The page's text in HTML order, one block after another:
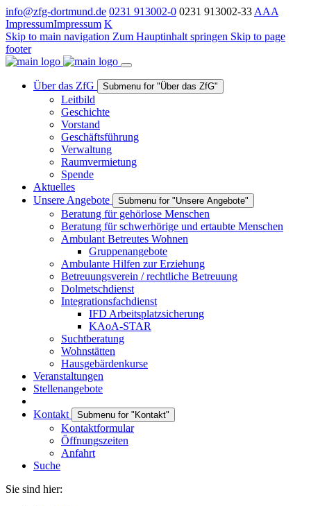
info@zfg-dortmund.de 0231 913002-0 0231 913002-33 AAA
ImpressumImpressum K
Skip to main navigation Zum Hauptinhalt springen Skip to page
footer
Über das ZfG Submenu for "Über das ZfG"
Leitbild
Geschichte
Vorstand
Geschäftsführung
Verwaltung
Raumvermietung
Spende
Aktuelles
Unsere Angebote
Submenu for "Unsere Angebote"
Beratung für gehörlose Menschen
Beratung für schwerhörige und ertaubte Menschen
Ambulant Betreutes Wohnen
Gruppenangebote
Ambulante Hilfen zur Erziehung
Betreuungsverein / rechtliche Betreuung
Dolmetschdienst
Integrationsfachdienst
IFD Arbeitsplatzsicherung
KAoA-STAR
Suchtberatung
Wohnstätten
Hausgebärdenkurse
Veranstaltungen
Stellenangebote
Kontakt Submenu for "Kontakt"
Kontaktformular
Öffnungszeiten
Anfahrt
Suche
Sie sind hier: